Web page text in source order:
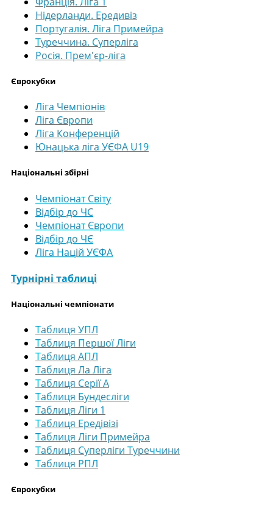
Нідерланди. Ередивіз
Португалія. Ліга Примейра
Туреччина. Суперліга
Росія. Прем'єр-ліга
Єврокубки
Ліга Чемпіонів
Ліга Європи
Ліга Конференцій
Юнацька ліга УЄФА U19
Національні збірні
Чемпіонат Світу
Відбір до ЧС
Чемпіонат Європи
Відбір до ЧЄ
Ліга Націй УЄФА
Турнірні таблиці
Національні чемпіонати
Таблиця УПЛ
Таблиця Першої Ліги
Таблиця АПЛ
Таблиця Ла Ліга
Таблиця Серії А
Таблиця Бундесліги
Таблиця Ліги 1
Таблиця Ередівізі
Таблиця Ліги Примейра
Таблиця Суперліги Туреччини
Таблиця РПЛ
Єврокубки